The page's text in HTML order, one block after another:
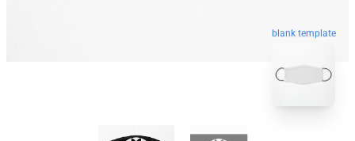
blank template